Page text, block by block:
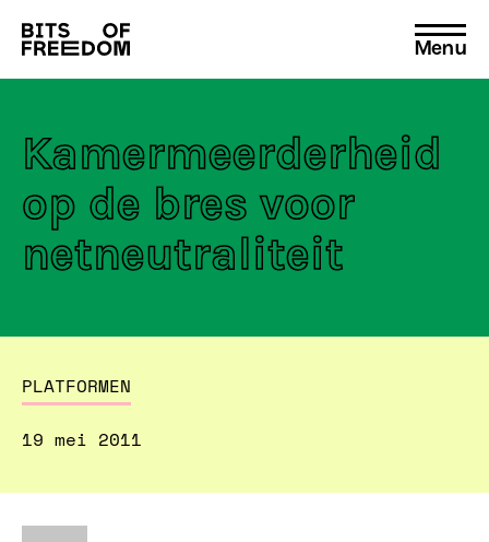
Search
for:
Menu
Kamermeerderheid
op de bres voor
netneutraliteit
PLATFORMEN
19 mei 2011